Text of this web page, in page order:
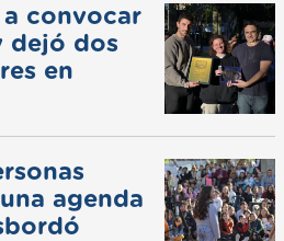
convocar
dejó dos
en
agenda